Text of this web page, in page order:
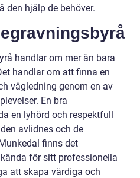
den hjälp de behöver.
handlar om mer än bara
handlar om att finna en
vägledning genom en av
En bra
en lyhörd och respektfull
avlidnes och de
finns det
för sitt professionella
att skapa värdiga och